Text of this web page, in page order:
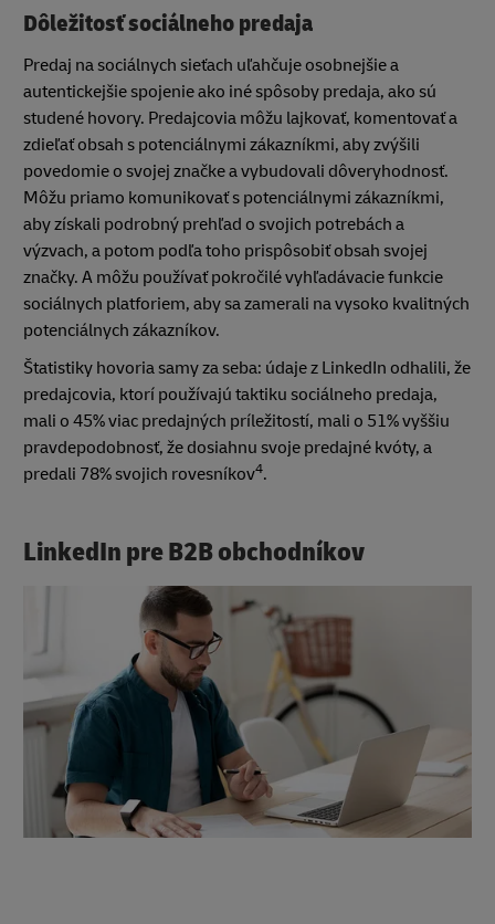
Dôležitosť sociálneho predaja
Predaj na sociálnych sieťach uľahčuje osobnejšie a
autentickejšie spojenie ako iné spôsoby predaja, ako sú
studené hovory. Predajcovia môžu lajkovať, komentovať a
zdieľať obsah s potenciálnymi zákazníkmi, aby zvýšili
povedomie o svojej značke a vybudovali dôveryhodnosť.
Môžu priamo komunikovať s potenciálnymi zákazníkmi,
aby získali podrobný prehľad o svojich potrebách a
výzvach, a potom podľa toho prispôsobiť obsah svojej
značky. A môžu používať pokročilé vyhľadávacie funkcie
sociálnych platforiem, aby sa zamerali na vysoko kvalitných
potenciálnych zákazníkov.
Štatistiky hovoria samy za seba: údaje z LinkedIn odhalili, že
predajcovia, ktorí používajú taktiku sociálneho predaja,
mali o 45% viac predajných príležitostí, mali o 51% vyššiu
pravdepodobnosť, že dosiahnu svoje predajné kvóty, a
predali 78% svojich rovesníkov4.
LinkedIn pre B2B obchodníkov